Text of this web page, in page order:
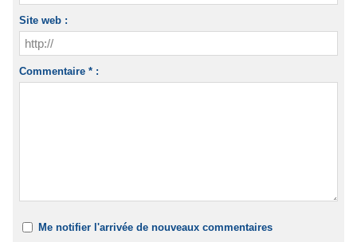
Site web :
Commentaire * :
Me notifier l'arrivée de nouveaux commentaires